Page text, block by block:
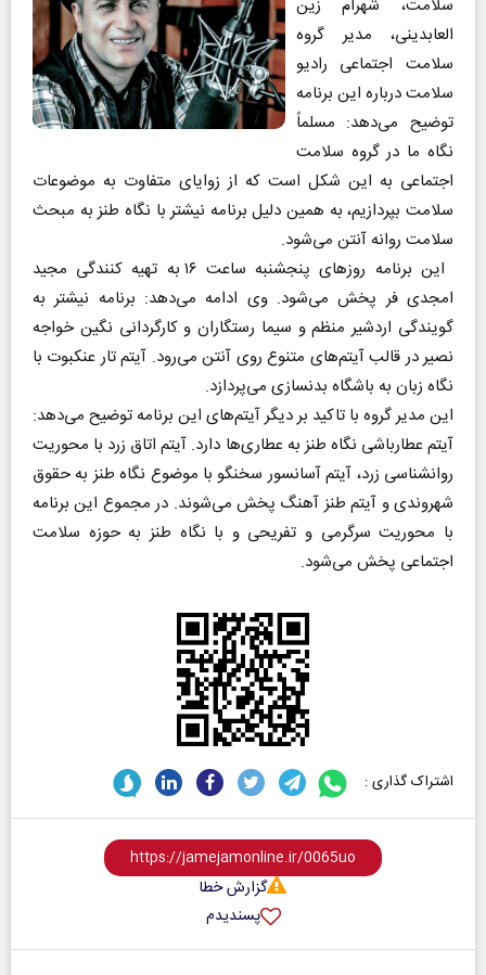
سلامت، شهرام زین
العابدینی، مدیر گروه
سلامت اجتماعی رادیو
سلامت درباره این برنامه
توضیح می‌دهد: مسلماً
نگاه ما در گروه سلامت
اجتماعی به این شکل است که از زوایای متفاوت به موضوعات
سلامت بپردازیم، به همین دلیل برنامه نیشتر با نگاه طنز به مبحث
سلامت روانه آنتن می‌شود.
این برنامه روز‌های پنجشنبه ساعت ۱۶ به تهیه کنندگی مجید
امجدی فر پخش می‌شود. وی ادامه می‌دهد: برنامه نیشتر به
گویندگی اردشیر منظم و سیما رستگاران و کارگردانی نگین خواجه
نصیر در قالب آیتم‌های متنوع روی آنتن می‌رود. آیتم تار عنکبوت با
نگاه زبان به باشگاه بدنسازی می‌پردازد.
این مدیر گروه با تاکید بر دیگر آیتم‌های این برنامه توضیح می‌دهد:
آیتم عطارباشی نگاه طنز به عطاری‌ها دارد. آیتم اتاق زرد با محوریت
روانشناسی زرد، آیتم آسانسور سخنگو با موضوع نگاه طنز به حقوق
شهروندی و آیتم طنز آهنگ پخش می‌شوند. در مجموع این برنامه
با محوریت سرگرمی و تفریحی و با نگاه طنز به حوزه سلامت
اجتماعی پخش می‌شود.
اشتراک گذاری :
گزارش خطا
پسندیدم